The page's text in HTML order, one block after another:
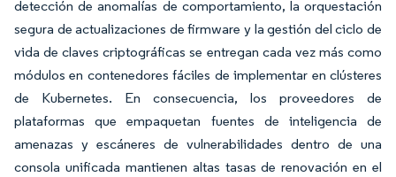
detección de anomalías de comportamiento, la orquestación
segura de actualizaciones de firmware y la gestión del ciclo de
vida de claves criptográficas se entregan cada vez más como
módulos en contenedores fáciles de implementar en clústeres
de Kubernetes. En consecuencia, los proveedores de
plataformas que empaquetan fuentes de inteligencia de
amenazas y escáneres de vulnerabilidades dentro de una
consola unificada mantienen altas tasas de renovación en el